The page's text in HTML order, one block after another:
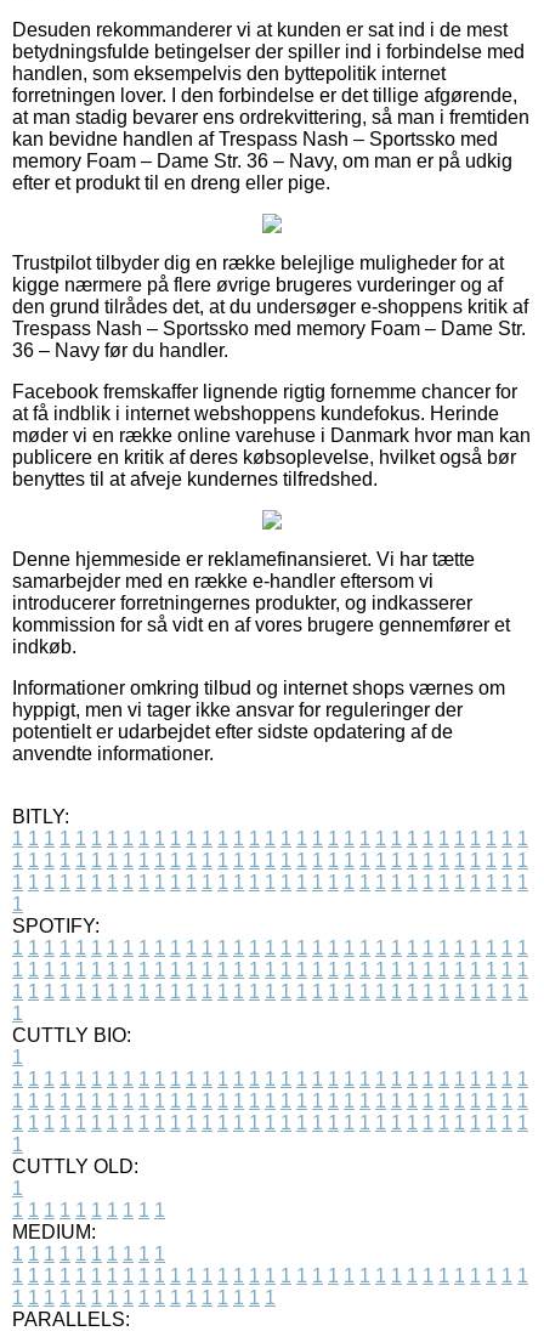
Desuden rekommanderer vi at kunden er sat ind i de mest
betydningsfulde betingelser der spiller ind i forbindelse med
handlen, som eksempelvis den byttepolitik internet
forretningen lover. I den forbindelse er det tillige afgørende,
at man stadig bevarer ens ordrekvittering, så man i fremtiden
kan bevidne handlen af Trespass Nash – Sportssko med
memory Foam – Dame Str. 36 – Navy, om man er på udkig
efter et produkt til en dreng eller pige.
Trustpilot tilbyder dig en række belejlige muligheder for at
kigge nærmere på flere øvrige brugeres vurderinger og af
den grund tilrådes det, at du undersøger e-shoppens kritik af
Trespass Nash – Sportssko med memory Foam – Dame Str.
36 – Navy før du handler.
Facebook fremskaffer lignende rigtig fornemme chancer for
at få indblik i internet webshoppens kundefokus. Herinde
møder vi en række online varehuse i Danmark hvor man kan
publicere en kritik af deres købsoplevelse, hvilket også bør
benyttes til at afveje kundernes tilfredshed.
Denne hjemmeside er reklamefinansieret. Vi har tætte
samarbejder med en række e-handler eftersom vi
introducerer forretningernes produkter, og indkasserer
kommission for så vidt en af vores brugere gennemfører et
indkøb.
Informationer omkring tilbud og internet shops værnes om
hyppigt, men vi tager ikke ansvar for reguleringer der
potentielt er udarbejdet efter sidste opdatering af de
anvendte informationer.
BITLY:
1 1 1 1 1 1 1 1 1 1 1 1 1 1 1 1 1 1 1 1 1 1 1 1 1 1 1 1 1 1 1 1 1
1 1 1 1 1 1 1 1 1 1 1 1 1 1 1 1 1 1 1 1 1 1 1 1 1 1 1 1 1 1 1 1 1
1 1 1 1 1 1 1 1 1 1 1 1 1 1 1 1 1 1 1 1 1 1 1 1 1 1 1 1 1 1 1 1 1
1
SPOTIFY:
1 1 1 1 1 1 1 1 1 1 1 1 1 1 1 1 1 1 1 1 1 1 1 1 1 1 1 1 1 1 1 1 1
1 1 1 1 1 1 1 1 1 1 1 1 1 1 1 1 1 1 1 1 1 1 1 1 1 1 1 1 1 1 1 1 1
1 1 1 1 1 1 1 1 1 1 1 1 1 1 1 1 1 1 1 1 1 1 1 1 1 1 1 1 1 1 1 1 1
1
CUTTLY BIO:
1
1 1 1 1 1 1 1 1 1 1 1 1 1 1 1 1 1 1 1 1 1 1 1 1 1 1 1 1 1 1 1 1 1
1 1 1 1 1 1 1 1 1 1 1 1 1 1 1 1 1 1 1 1 1 1 1 1 1 1 1 1 1 1 1 1 1
1 1 1 1 1 1 1 1 1 1 1 1 1 1 1 1 1 1 1 1 1 1 1 1 1 1 1 1 1 1 1 1 1
1
CUTTLY OLD:
1
1 1 1 1 1 1 1 1 1 1
MEDIUM:
1 1 1 1 1 1 1 1 1 1
1 1 1 1 1 1 1 1 1 1 1 1 1 1 1 1 1 1 1 1 1 1 1 1 1 1 1 1 1 1 1 1 1
1 1 1 1 1 1 1 1 1 1 1 1 1 1 1 1 1
PARALLELS: